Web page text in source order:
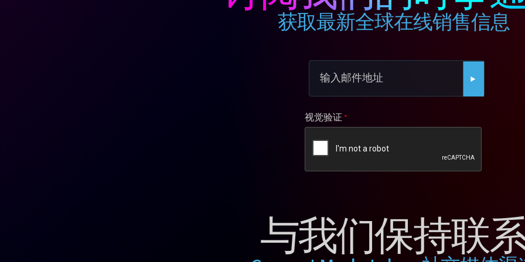
获取最新全球在线销售信息
视觉验证
与我们保持联